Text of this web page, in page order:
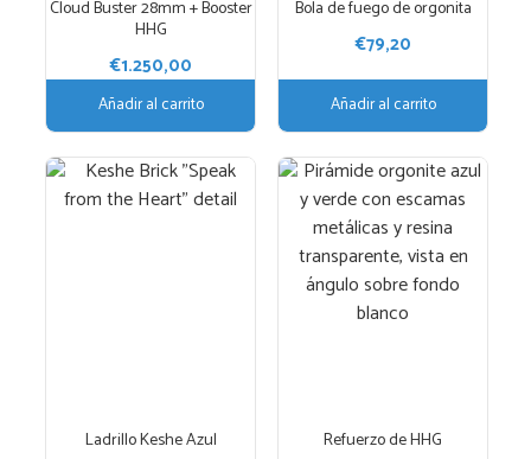
Cloud Buster 28mm + Booster
HHG
€1.250,00
Añadir al carrito
Bola de fuego de orgonita
€79,20
Añadir al carrito
Ladrillo Keshe Azul Refuerzo de HHG
Este
producto
tiene
múltiples
variantes.